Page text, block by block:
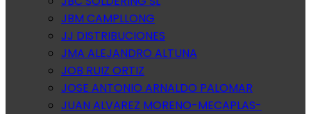
JBM CAMPLLONG
JJ DISTRIBUCIONES
JMA ALEJANDRO ALTUNA
JOB RUIZ ORTIZ
JOSE ANTONIO ARNALDO PALOMAR
JUAN ALVAREZ MORENO-MECAPLAS-